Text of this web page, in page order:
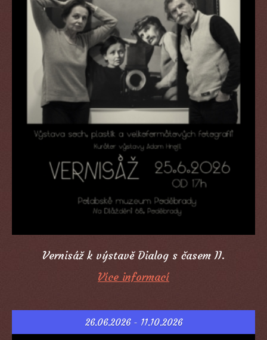
Vernisáž k výstavě Dialog s časem II.
Více informací
26.06.2026 - 11.10.2026